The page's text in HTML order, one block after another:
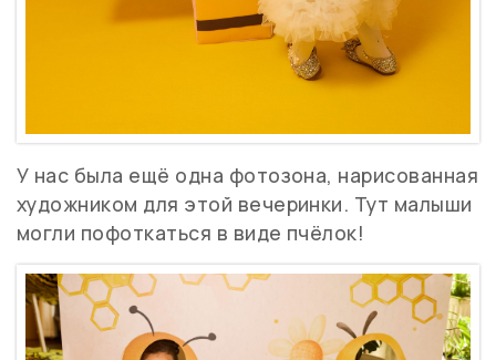
У нас была ещё одна фотозона, нарисованная
художником для этой вечеринки. Тут малыши
могли пофоткаться в виде пчёлок!